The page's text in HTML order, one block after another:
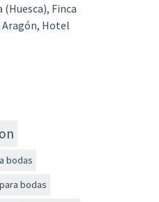
Finca
Hotel
bodas
bodas